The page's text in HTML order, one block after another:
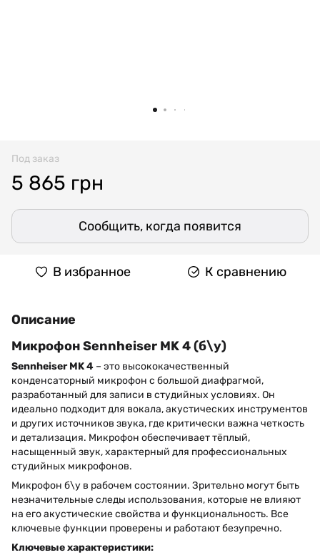
Под заказ
5 865 грн
Сообщить, когда появится
В избранное К сравнению
Описание
Микрофон Sennheiser MK 4 (б\у)
Sennheiser MK 4 – это высококачественный
конденсаторный микрофон с большой диафрагмой,
разработанный для записи в студийных условиях. Он
идеально подходит для вокала, акустических инструментов
и других источников звука, где критически важна четкость
и детализация. Микрофон обеспечивает тёплый,
насыщенный звук, характерный для профессиональных
студийных микрофонов.
Микрофон б\у в рабочем состоянии. Зрительно могут быть
незначительные следы использования, которые не влияют
на его акустические свойства и функциональность. Все
ключевые функции проверены и работают безупречно.
Ключевые характеристики: